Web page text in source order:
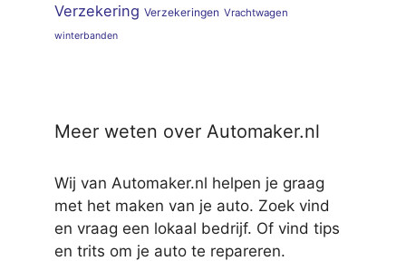
Verzekering Verzekeringen Vrachtwagen
winterbanden
Meer weten over Automaker.nl
Wij van Automaker.nl helpen je graag
met het maken van je auto. Zoek vind
en vraag een lokaal bedrijf. Of vind tips
en trits om je auto te repareren.